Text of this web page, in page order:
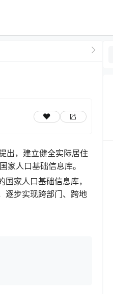
出，建立健全实际居住
家人口基础信息库。
家人口基础信息库，
逐步实现跨部门、跨地